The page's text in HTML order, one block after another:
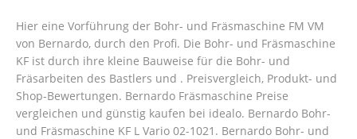
Hier eine Vorführung der Bohr- und Fräsmaschine FM VM
von Bernardo, durch den Profi. Die Bohr- und Fräsmaschine
KF ist durch ihre kleine Bauweise für die Bohr- und
Fräsarbeiten des Bastlers und . Preisvergleich, Produkt- und
Shop-Bewertungen. Bernardo Fräsmaschine Preise
vergleichen und günstig kaufen bei idealo. Bernardo Bohr-
und Fräsmaschine KF L Vario 02-1021. Bernardo Bohr- und